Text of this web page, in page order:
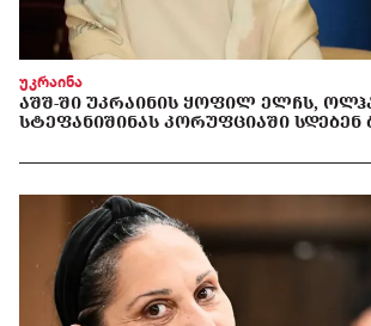
უკრაინა
ᲐᲨᲨ-ᲨᲘ ᲣᲙᲠᲐᲘᲜᲘᲡ ᲧᲝᲤᲘᲚ ᲔᲚᲩᲡ,
ᲡᲢᲔᲤᲐᲜᲘᲨᲘᲜᲐᲡ ᲙᲝᲠᲣᲤᲪᲘᲐᲨᲘ